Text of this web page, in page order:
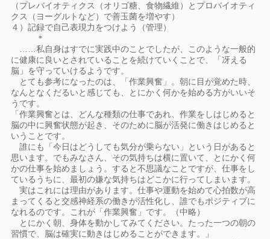
（プレバイオティクス（オリゴ糖、食物繊維）とプロバイオティ
クス（ヨーグルトなど）で善玉菌を増やす）
４）記録で自己表現力をつけよう（管理）
＊
……私自身はすでに実践中のことでしたが、このような一般的
に健康に良いとされていることを続けていくことで、「冴える
脳」を守っていけるようです。
とても参考になったのは、「作業興奮」。朝に目が覚めた時、
なんとなくだるいと感じても、とにかく何かを始める方がいいそ
うです。
「作業興奮とは、どんな種類の仕事であれ、作業をしはじめると
脳の中に興奮状態が起き、そのために脳が活発に働きはじめると
いうことです。
誰にも「今日はどうしても気分が乗らない」という日があると
思います。でもみなさん、その気持ちは横に置いて、とにかく何
かの仕事を始めましょう。すると不思議なことですが、仕事をし
ているうちに、最初の嫌な気持ちはどこかに行ってしまいます。
実はこれには理由があります。仕事や運動を始めて心拍数が高
まってくると交感神経系の働きが活性化し、誰でもポジティブに
なれるのです。これが「作業興奮」です。（中略）
とにかく朝、身体を動かしてみてください。たった一つの朝の
習慣で、脳は確実に動きはじめることができます。」